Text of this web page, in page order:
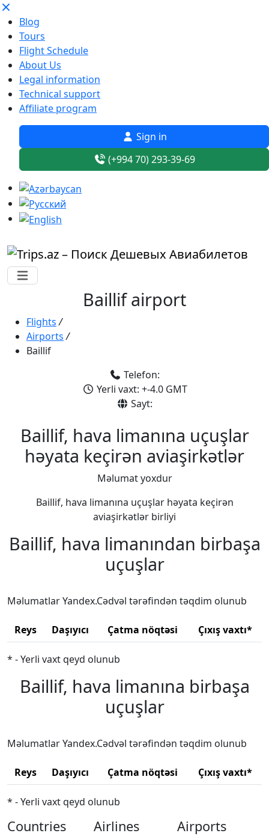
Blog
Tours
Flight Schedule
About Us
Legal information
Technical support
Affiliate program
Sign in
(+994 70) 293-39-69
Baillif airport
Flights /
Airports /
Baillif
Telefon:
Yerli vaxt: +-4.0 GMT
Sayt:
Baillif, hava limanına uçuşlar
həyata keçirən aviaşirkətlər
Məlumat yoxdur
Baillif, hava limanına uçuşlar həyata keçirən
aviaşirkətlər birliyi
Baillif, hava limanından birbaşa
uçuşlar
Məlumatlar Yandex.Cədvəl tərəfindən təqdim olunub
Reys Daşıyıcı Çatma nöqtəsi Çıxış vaxtı*
* - Yerli vaxt qeyd olunub
Baillif, hava limanına birbaşa
uçuşlar
Məlumatlar Yandex.Cədvəl tərəfindən təqdim olunub
Reys Daşıyıcı Çatma nöqtəsi Çıxış vaxtı*
* - Yerli vaxt qeyd olunub
Countries Airlines Airports